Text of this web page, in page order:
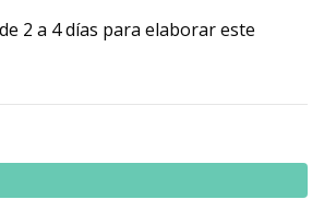
2 a 4 días para elaborar este